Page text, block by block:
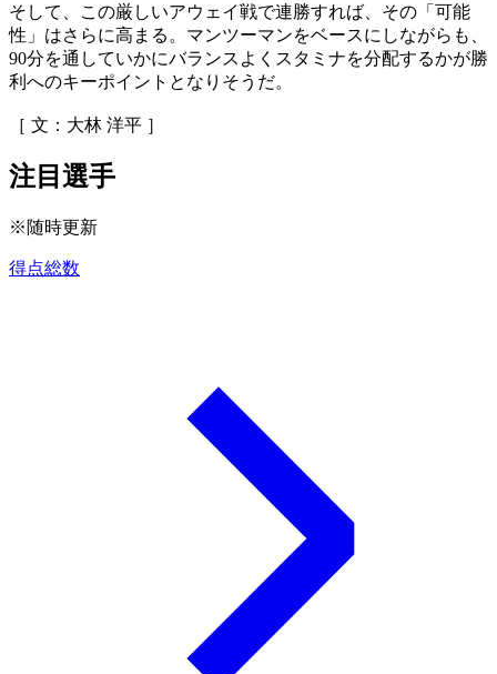
そして、この厳しいアウェイ戦で連勝すれば、その「可能
性」はさらに高まる。マンツーマンをベースにしながらも、
90分を通していかにバランスよくスタミナを分配するかが勝
利へのキーポイントとなりそうだ。
［ 文：大林 洋平 ］
注目選手
※随時更新
得点総数